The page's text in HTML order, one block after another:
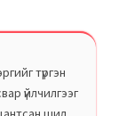
түргэн
үйлчилгээг